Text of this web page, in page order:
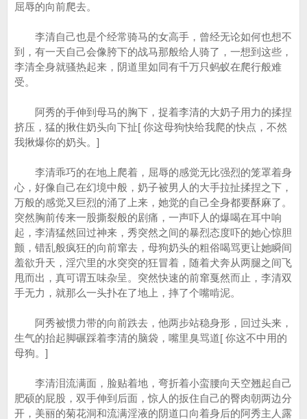
屈辱的向前爬去。
李清自己也是个经常骑马的女高手，曾经无论如何也想不
到，有一天自己会像胯下的战马那般给人骑了，一想到这些，
李清全身就骚热起来，阴道里如同有千万只蚂蚁在爬行般难
受。
阿秀的手伸到母马的胸下，捉着李清的大奶子用力的揉捏
挤压，猛的揪住奶头向下扯[ 你这母狗快给我爬的快点，不然
我揪爆你的奶头。]
李清乖巧的在地上爬着，屈辱的感觉无比强烈的笼罩着身
心，好像自己在幻境中般，奶子被男人的大手拉扯揉捏之下，
万般的感觉又巨烈的涌了上来，她觉的自己全身都要酥麻了。
突然胸前传来一股撕裂般的剧痛，一声吓人的爆喝在耳中响
起，李清猛然回过神来，秀突然之间的暴烈态度吓的她心惊胆
颤，错乱般疯狂的向前窜去，母狗奶头的粗俗喝骂更让她瞬间
羞欲升天，淫穴里的水突突的狂冒着，随着犬奔从两腿之间飞
甩而出，真可谓五味杂呈。突然快速的前窜戛然而止，李清双
手无力，就那么一头扑在了地上，摔了个嘴啃泥。
阿秀被惯力带的向前跌去，他两步站稳身形，回过头来，
生气的抬起脚碾踩着李清的脑袋，嘴里臭骂道[ 你这不中用的
母狗。]
李清泪流满面，脸贴着地，弯折着小蛮腰向天空翘起自己
肥硕的屁股，双手伸到后面，惊人的扳住自己的臀肉朝两边分
开，美丽的菊花洞和流满淫液的阴道口向着身后的阿秀主人露